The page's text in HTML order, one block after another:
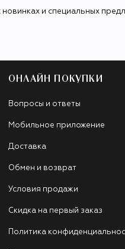
и специальных
ОНЛАЙН ПОКУПКИ
Вопросы и ответы
Мобильное приложение
Доставка
Обмен и возврат
Условия продажи
Скидка на первый заказ
Политика